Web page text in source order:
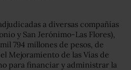
a diversas compañías
y San Jerónimo-Las Flores),
794 millones de pesos, de
Mejoramiento de las Vías de
para financiar y administrar la